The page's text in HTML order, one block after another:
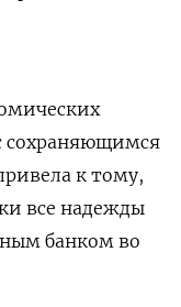
сохраняющимся
к тому,
все надежды
банком во